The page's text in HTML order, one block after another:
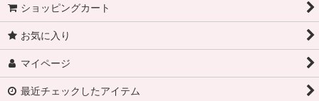
ショッピングカート
お気に入り
マイページ
最近チェックしたアイテム